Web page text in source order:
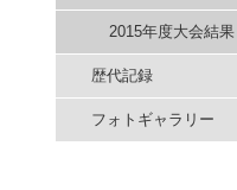
2015年度大会結果
歴代記録
フォトギャラリー